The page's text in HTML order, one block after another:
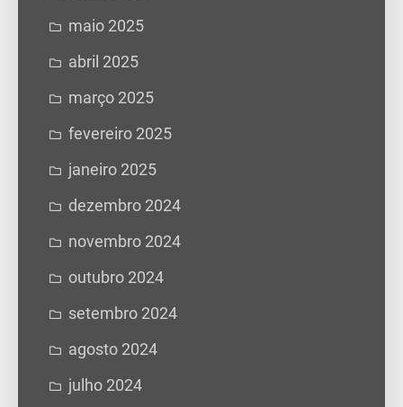
maio 2025
abril 2025
março 2025
fevereiro 2025
janeiro 2025
dezembro 2024
novembro 2024
outubro 2024
setembro 2024
agosto 2024
julho 2024